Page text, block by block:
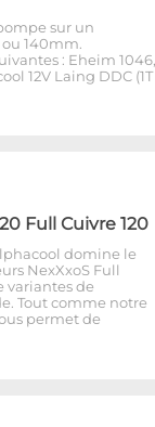
sur un
140mm.
: Eheim 1046,
12V Laing DDC (1T
Full Cuivre 120
domine le
NexXxoS Full
variantes de
Tout comme notre
permet de